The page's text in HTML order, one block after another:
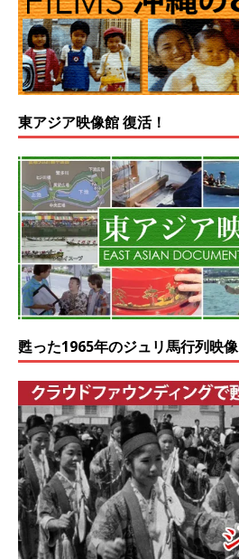
東アジア映像館 復活！
甦った1965年のジュリ馬行列映像